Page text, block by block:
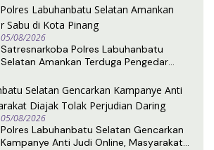
05/08/2026
Satresnarkoba Polres Labuhanbatu
Selatan Amankan Terduga Pengedar
05/08/2026
Polres Labuhanbatu Selatan Gencarkan
Kampanye Anti Judi Online, Masyarakat